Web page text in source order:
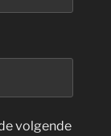
volgende